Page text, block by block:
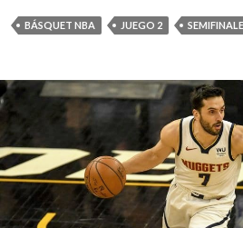
BÁSQUET NBA JUEGO 2